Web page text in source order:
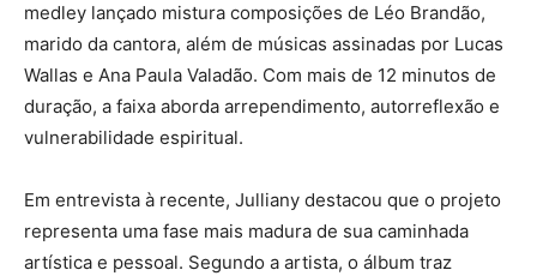
medley lançado mistura composições de Léo Brandão,
marido da cantora, além de músicas assinadas por Lucas
Wallas e Ana Paula Valadão. Com mais de 12 minutos de
duração, a faixa aborda arrependimento, autorreflexão e
vulnerabilidade espiritual.
Em entrevista à recente, Julliany destacou que o projeto
representa uma fase mais madura de sua caminhada
artística e pessoal. Segundo a artista, o álbum traz